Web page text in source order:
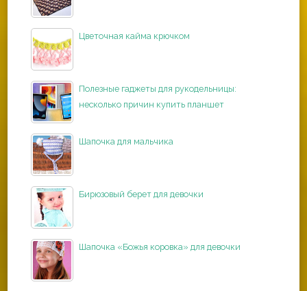
Цветочная кайма крючком
Полезные гаджеты для рукодельницы:
несколько причин купить планшет
Шапочка для мальчика
Бирюзовый берет для девочки
Шапочка «Божья коровка» для девочки